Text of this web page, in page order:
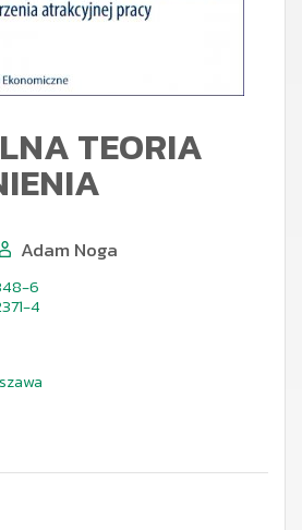
TEORIA
Adam Noga
6
4